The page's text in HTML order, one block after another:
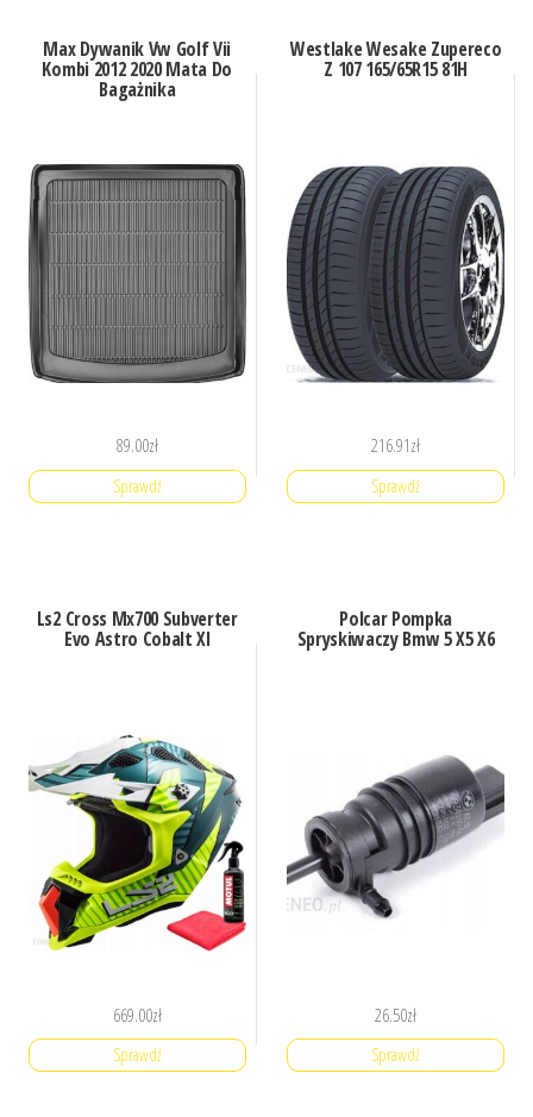
Max Dywanik Vw Golf Vii
Kombi 2012 2020 Mata Do
Bagażnika
89.00zł
Sprawdź
Westlake Wesake Zupereco
Z 107 165/65R15 81H
216.91zł
Sprawdź
Ls2 Cross Mx700 Subverter
Evo Astro Cobalt Xl
669.00zł
Sprawdź
Polcar Pompka
Spryskiwaczy Bmw 5 X5 X6
26.50zł
Sprawdź